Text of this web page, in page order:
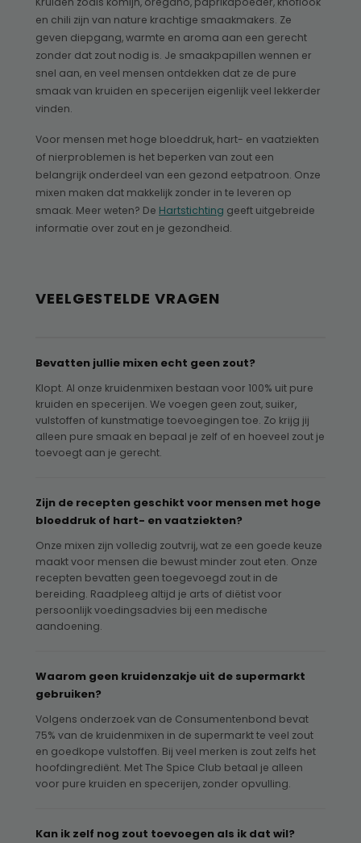
en chili zijn van nature krachtige smaakmakers. Ze
geven diepgang, warmte en aroma aan een gerecht
zonder dat zout nodig is. Je smaakpapillen wennen er
snel aan, en veel mensen ontdekken dat ze de pure
smaak van kruiden en specerijen eigenlijk veel lekkerder
vinden.
Voor mensen met hoge bloeddruk, hart- en vaatziekten
of nierproblemen is het beperken van zout een
belangrijk onderdeel van een gezond eetpatroon. Onze
mixen maken dat makkelijk zonder in te leveren op
smaak. Meer weten? De Hartstichting geeft uitgebreide
informatie over zout en je gezondheid.
VEELGESTELDE VRAGEN
Bevatten jullie mixen echt geen zout?
Klopt. Al onze kruidenmixen bestaan voor 100% uit pure
kruiden en specerijen. We voegen geen zout, suiker,
vulstoffen of kunstmatige toevoegingen toe. Zo krijg jij
alleen pure smaak en bepaal je zelf of en hoeveel zout je
toevoegt aan je gerecht.
Zijn de recepten geschikt voor mensen met hoge
bloeddruk of hart- en vaatziekten?
Onze mixen zijn volledig zoutvrij, wat ze een goede keuze
maakt voor mensen die bewust minder zout eten. Onze
recepten bevatten geen toegevoegd zout in de
bereiding. Raadpleeg altijd je arts of diëtist voor
persoonlijk voedingsadvies bij een medische
aandoening.
Waarom geen kruidenzakje uit de supermarkt
gebruiken?
Volgens onderzoek van de Consumentenbond bevat
75% van de kruidenmixen in de supermarkt te veel zout
en goedkope vulstoffen. Bij veel merken is zout zelfs het
hoofdingrediënt. Met The Spice Club betaal je alleen
voor pure kruiden en specerijen, zonder opvulling.
Kan ik zelf nog zout toevoegen als ik dat wil?